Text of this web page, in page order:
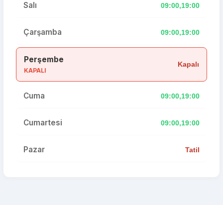
Salı 09:00,19:00
Çarşamba 09:00,19:00
Perşembe
KAPALI
Kapalı
Cuma 09:00,19:00
Cumartesi 09:00,19:00
Pazar Tatil